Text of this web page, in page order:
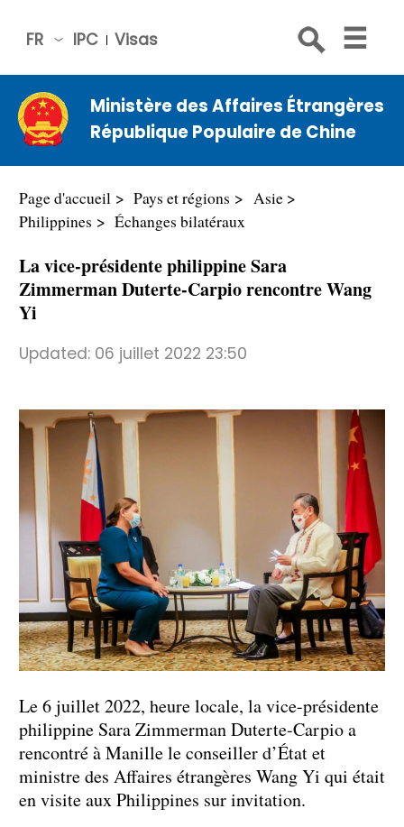
IPC Visas
FR
中文
Engli
sh
Русс
Espa
عربي
Ministère des Affaires Étrangères
République Populaire de Chine
Page d'accueil Pays et régions
Asie
Philippines
Échanges bilatéraux
La vice-présidente philippine Sara
Zimmerman Duterte-Carpio rencontre Wang
Yi
Updated: 06 juillet 2022 23:50
Le 6 juillet 2022, heure locale, la vice-présidente
philippine Sara Zimmerman Duterte-Carpio a
rencontré à Manille le conseiller d’État et
ministre des Affaires étrangères Wang Yi qui était
en visite aux Philippines sur invitation.